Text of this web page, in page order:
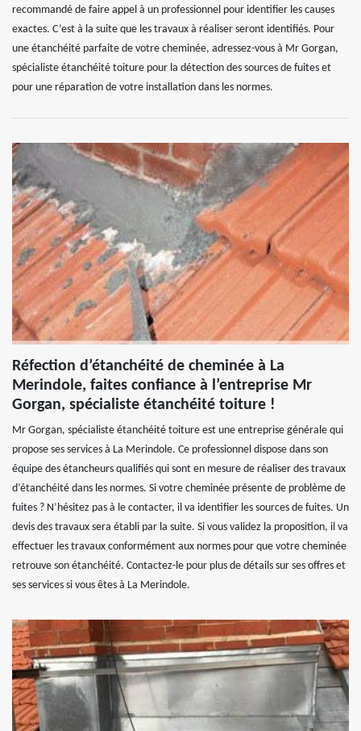
recommandé de faire appel à un professionnel pour identifier les causes
exactes. C’est à la suite que les travaux à réaliser seront identifiés. Pour
une étanchéité parfaite de votre cheminée, adressez-vous à Mr Gorgan,
spécialiste étanchéité toiture pour la détection des sources de fuites et
pour une réparation de votre installation dans les normes.
Réfection d’étanchéité de cheminée à La
Merindole, faites confiance à l’entreprise Mr
Gorgan, spécialiste étanchéité toiture !
Mr Gorgan, spécialiste étanchéité toiture est une entreprise générale qui
propose ses services à La Merindole. Ce professionnel dispose dans son
équipe des étancheurs qualifiés qui sont en mesure de réaliser des travaux
d’étanchéité dans les normes. Si votre cheminée présente de problème de
fuites ? N’hésitez pas à le contacter, il va identifier les sources de fuites. Un
devis des travaux sera établi par la suite. Si vous validez la proposition, il va
effectuer les travaux conformément aux normes pour que votre cheminée
retrouve son étanchéité. Contactez-le pour plus de détails sur ses offres et
ses services si vous êtes à La Merindole.